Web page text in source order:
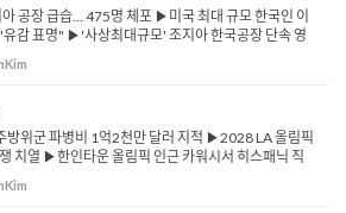
공장 급습… 475명 체포 ▶미국 최대 규모 한국인 이
감 표명" ▶'사상최대규모' 조지아 한국공장 단속 영
시의회, 임대주택 냉방장치 의...
방위군 파병비 1억2천만 달러 지적 ▶2028 LA 올림픽
치열 ▶한인타운 올림픽 인근 카워시서 히스패닉 직
전 위험 최고 지역 중 하나 ▶LA카운티, 전국 유일 정